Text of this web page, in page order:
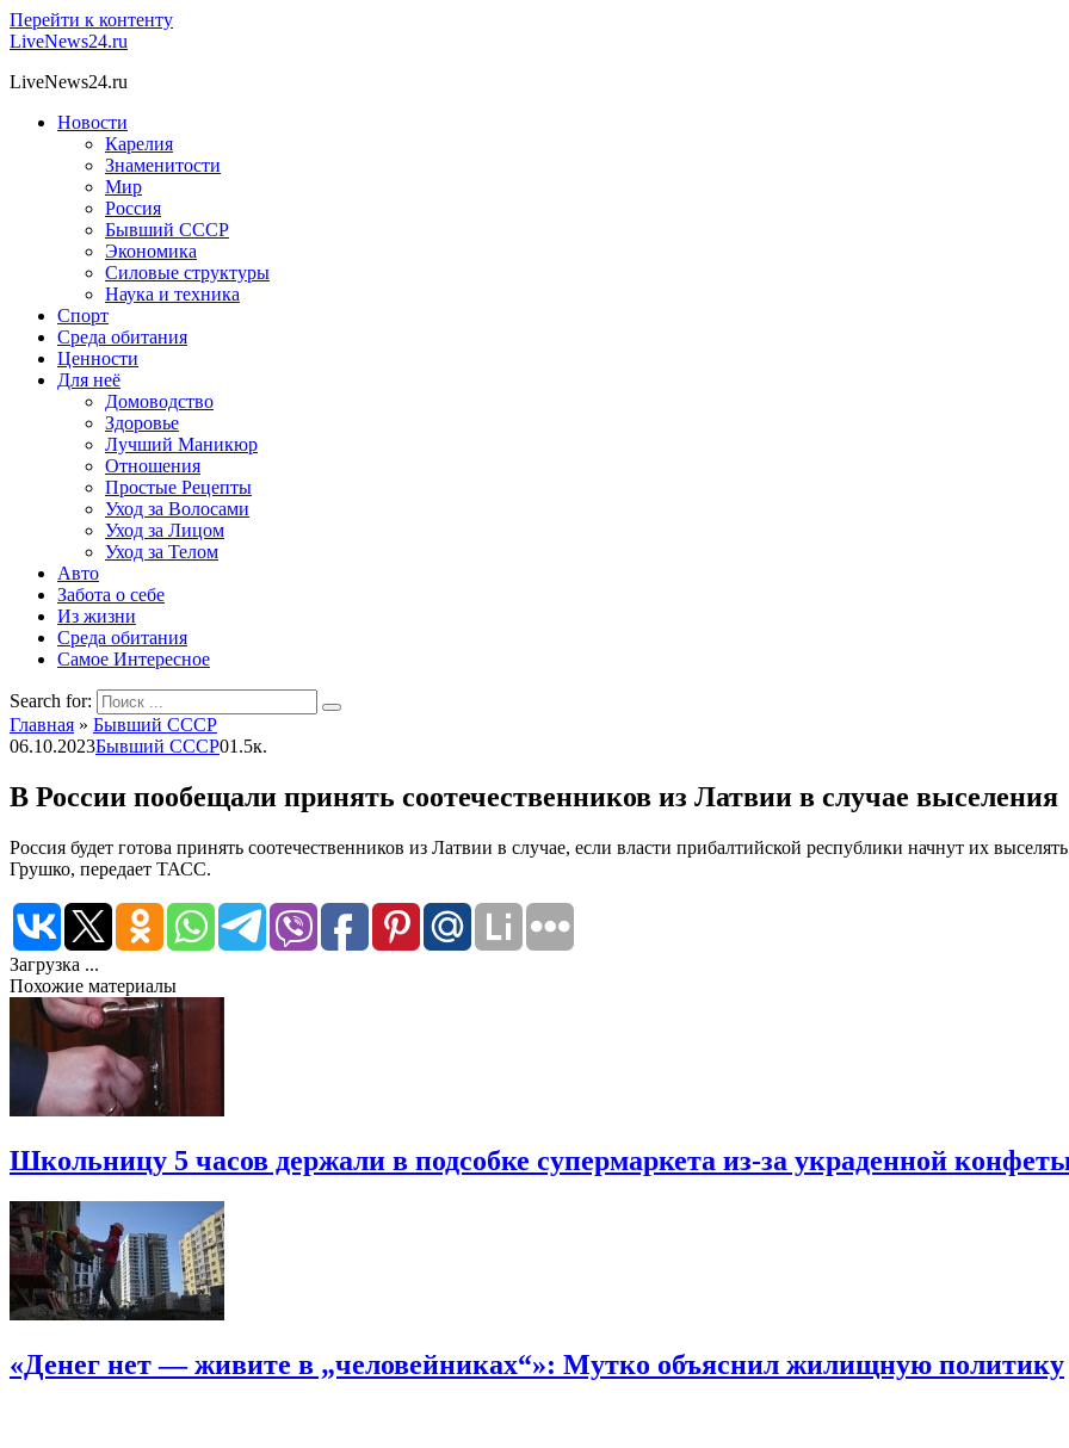
Перейти к контенту
LiveNews24.ru
LiveNews24.ru
Новости
Карелия
Знаменитости
Мир
Россия
Бывший СССР
Экономика
Силовые структуры
Наука и техника
Спорт
Среда обитания
Ценности
Для неё
Домоводство
Здоровье
Лучший Маникюр
Отношения
Простые Рецепты
Уход за Волосами
Уход за Лицом
Уход за Телом
Авто
Забота о себе
Из жизни
Среда обитания
Самое Интересное
Search for:
Главная » Бывший СССР
06.10.2023Бывший СССР01.5к.
В России пообещали принять соотечественников из Латвии в случае выселения
Россия будет готова принять соотечественников из Латвии в случае, если власти прибалтийской республики начнут их
Грушко, передает ТАСС.
Загрузка ...
Похожие материалы
Школьницу 5 часов держали в подсобке супермаркета из-за украденной
«Денег нет — живите в „человейниках“»: Мутко объяснил жилищную политику